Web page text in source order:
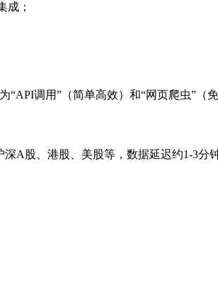
成；
调用”（简单高效）和“网页爬虫”（
A股、港股、美股等，数据延迟约1-3分